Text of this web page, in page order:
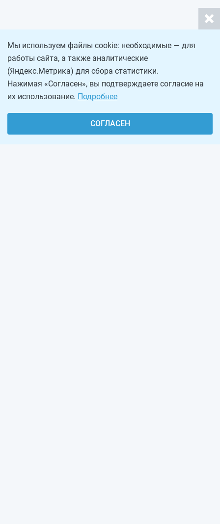
Мы используем файлы cookie: необходимые — для
работы сайта, а также аналитические
(Яндекс.Метрика) для сбора статистики.
Нажимая «Согласен», вы подтверждаете согласие на
их использование. Подробнее
СОГЛАСЕН